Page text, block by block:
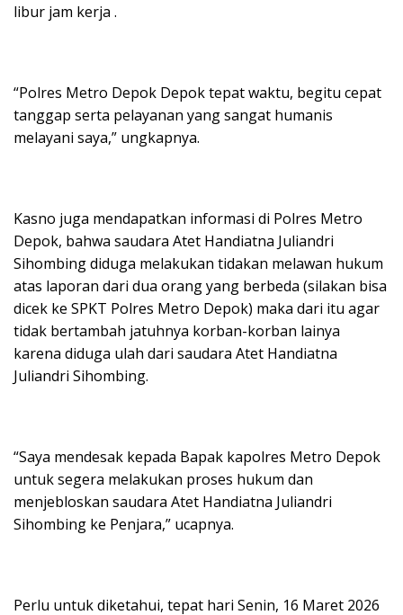
libur jam kerja .
“Polres Metro Depok Depok tepat waktu, begitu cepat
tanggap serta pelayanan yang sangat humanis
melayani saya,” ungkapnya.
Kasno juga mendapatkan informasi di Polres Metro
Depok, bahwa saudara Atet Handiatna Juliandri
Sihombing diduga melakukan tidakan melawan hukum
atas laporan dari dua orang yang berbeda (silakan bisa
dicek ke SPKT Polres Metro Depok) maka dari itu agar
tidak bertambah jatuhnya korban-korban lainya
karena diduga ulah dari saudara Atet Handiatna
Juliandri Sihombing.
“Saya mendesak kepada Bapak kapolres Metro Depok
untuk segera melakukan proses hukum dan
menjebloskan saudara Atet Handiatna Juliandri
Sihombing ke Penjara,” ucapnya.
Perlu untuk diketahui, tepat hari Senin, 16 Maret 2026